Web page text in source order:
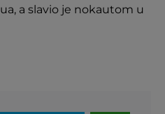
a slavio je nokautom u